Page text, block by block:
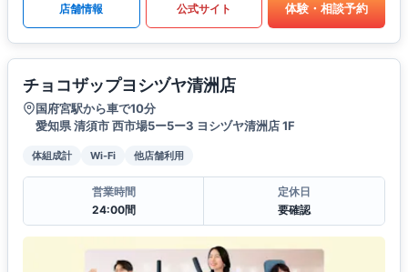
店舗情報 公式サイト 体験・相談予約
チョコザップヨシヅヤ清洲店
国府宮駅から車で10分
愛知県 清須市 西市場5ー5ー3 ヨシヅヤ清洲店 1F
体組成計 Wi-Fi 他店舗利用
営業時間
24:00間
定休日
要確認